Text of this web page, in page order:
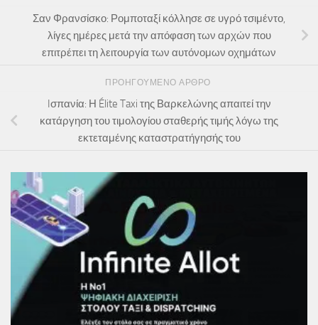
Σαν Φρανσίσκο: Ρομποταξί κόλλησε σε υγρό τσιμέντο,
λίγες ημέρες μετά την απόφαση των αρχών που
επιτρέπει τη λειτουργία των αυτόνομων οχημάτων
ΠΡΟΗΓΟΎΜΕΝΟ ΆΡΘΡΟ
Iσπανία: Η Élite Taxi της Βαρκελώνης απαιτεί την
κατάργηση του τιμολογίου σταθερής τιμής λόγω της
εκτεταμένης καταστρατήγησής του